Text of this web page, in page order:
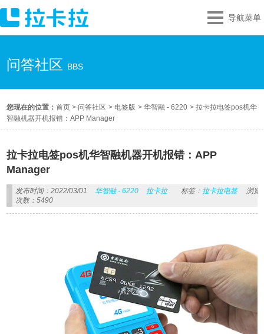
导航菜单
问答社区 BBS
您现在的位置：首页 > 问答社区 > 电签版 >华智融 - 6220 >拉卡拉电签pos机华
智融机器开机报错：APP Manager
拉卡拉电签pos机华智融机器开机报错：APP
Manager
发布时间：2022/03/01 华智融 - 6220 拉卡拉 标签： 拉卡拉电签
浏览
次数：5490